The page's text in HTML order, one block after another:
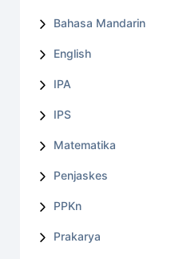
Bahasa Mandarin
English
IPA
IPS
Matematika
Penjaskes
PPKn
Prakarya